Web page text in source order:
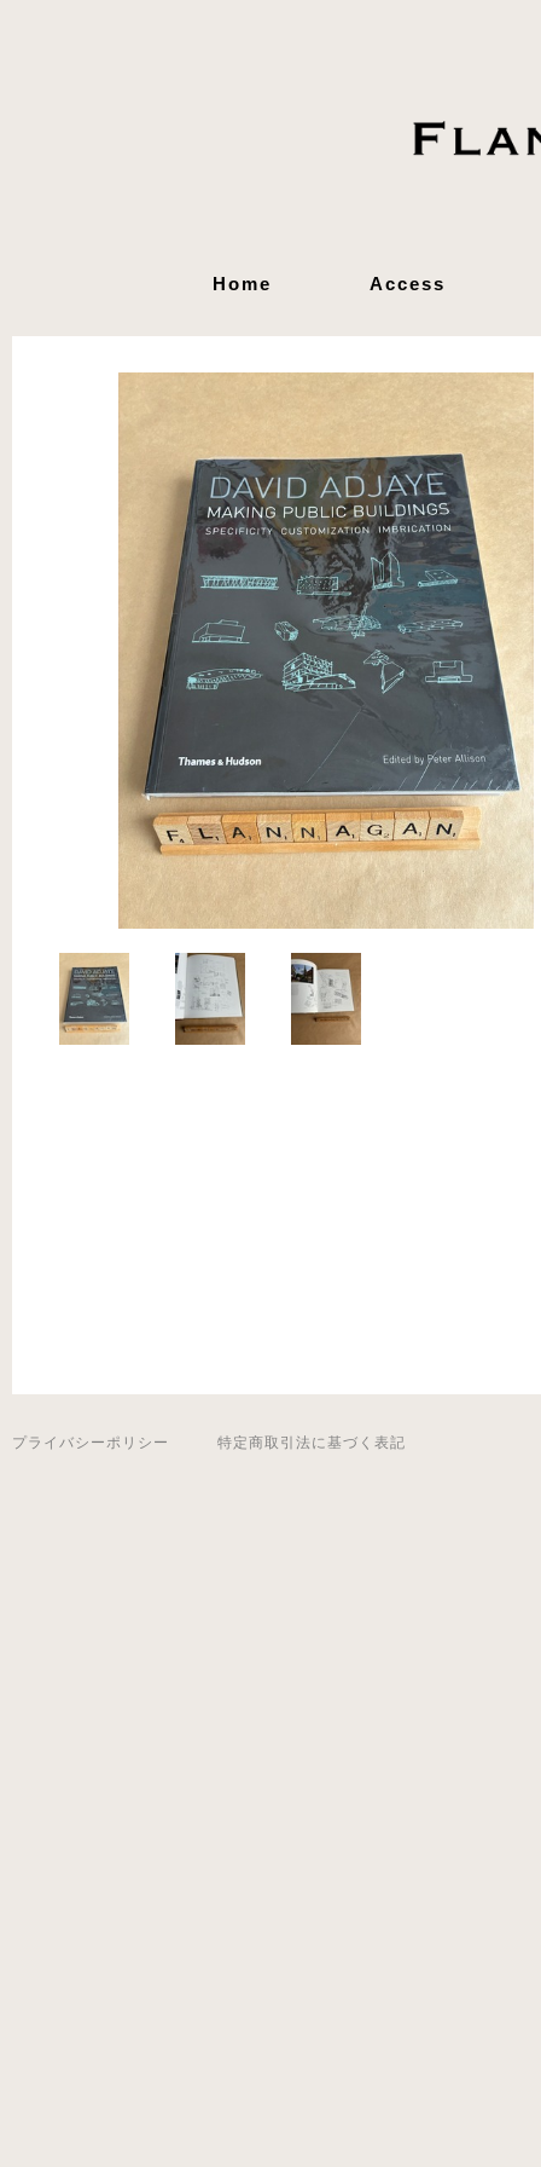
Home Access
プライバシーポリシー 特定商取引法に基づく表記